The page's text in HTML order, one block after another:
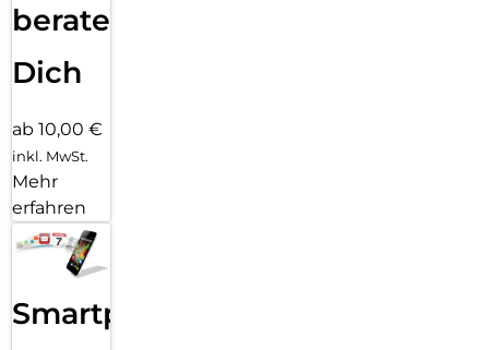
beraten
Dich
ab 10,00 €
inkl. MwSt.
Mehr
erfahren
Smartphone